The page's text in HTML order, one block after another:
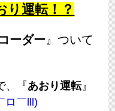
り運転！？
ーダー 』ついて
、『あおり運転』
ロ￣lll)